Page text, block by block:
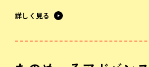
詳しく見る